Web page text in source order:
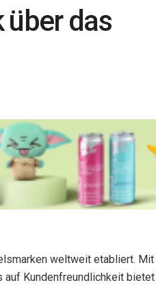
über das
weltweit etabliert.
auf Kundenfreundlichkeit bietet